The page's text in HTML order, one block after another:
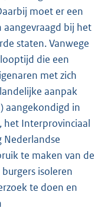
moet er een
bij het
staten. Vanwege
die een
met zich
aanpak
aangekondigd in
het Interprovinciaal
Nederlandse
te maken van de
isoleren
te doen en